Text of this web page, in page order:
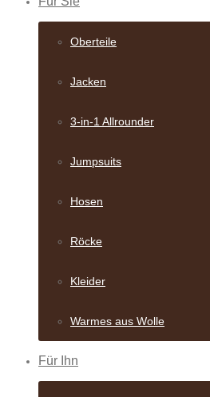
Oberteile
Jacken
3-in-1 Allrounder
Jumpsuits
Hosen
Röcke
Kleider
Warmes aus Wolle
Für Ihn